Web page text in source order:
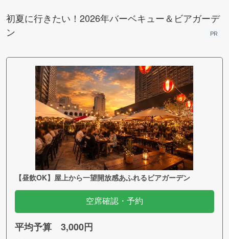
初夏に行きたい！2026年バーベキュー＆ビアガーデ
ン
PR
【昼飲OK】屋上から一望開放感あふれるビアガーデン
空席確認・予約
平均予算 3,000円